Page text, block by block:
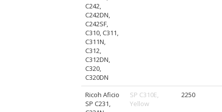
C242,
C242DN,
C242SF,
C310, C311,
C311N,
C312,
C312DN,
C320,
C320DN
Ricoh Aficio
SP C231,
SP C310E,
Yellow
2250